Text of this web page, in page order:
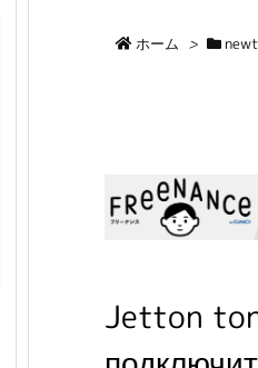
ホーム >
Jetton